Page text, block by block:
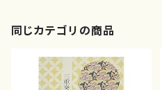
同じカテゴリの商品